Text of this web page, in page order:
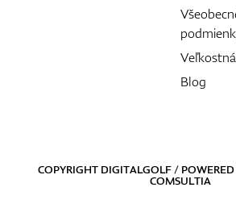
Blog
COPYRIGHT DIGITALGOLF / POWERED
COMSULTIA